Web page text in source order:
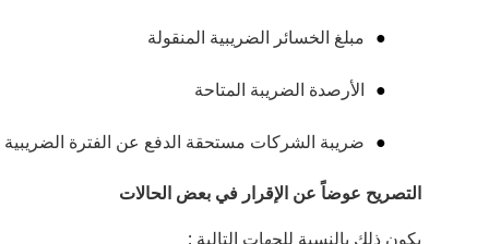
مبلغ الخسائر الضريبية المنقولة
الأرصدة الضريبة المتاحة
ضريبة الشركات مستحقة الدفع عن الفترة الضريبية
التصريح عوضاً عن الإقرار في بعض الحالات
يكون ذلك بالنسبة للجهات التالية :